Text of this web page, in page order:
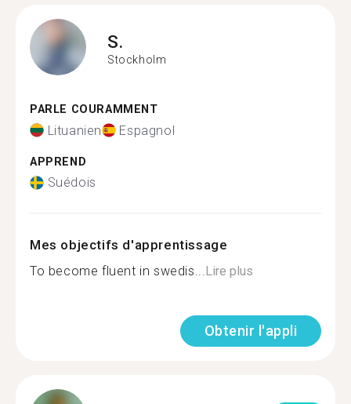
S.
Stockholm
PARLE COURAMMENT
Lituanien Espagnol
APPREND
Suédois
Mes objectifs d'apprentissage
To become fluent in swedis...Lire plus
Obtenir l'appli